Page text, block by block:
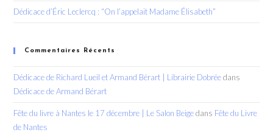
Dédicace d’Éric Leclercq : “On l’appelait Madame Élisabeth”
Commentaires Récents
Dédicace de Richard Lueil et Armand Bérart | Librairie Dobréedans
Dédicace de Armand Bérart
Fête du livre à Nantes le 17 décembre | Le Salon Beigedans Fête du Livre
de Nantes